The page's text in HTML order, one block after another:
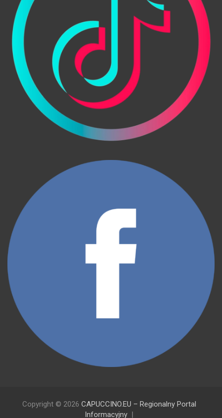
Copyright © 2026 CAPUCCINO.EU – Regionalny Portal
Informacyjny